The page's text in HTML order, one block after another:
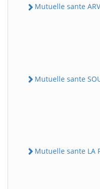
Mutuelle sante
Mutuelle sante
Mutuelle sante LA